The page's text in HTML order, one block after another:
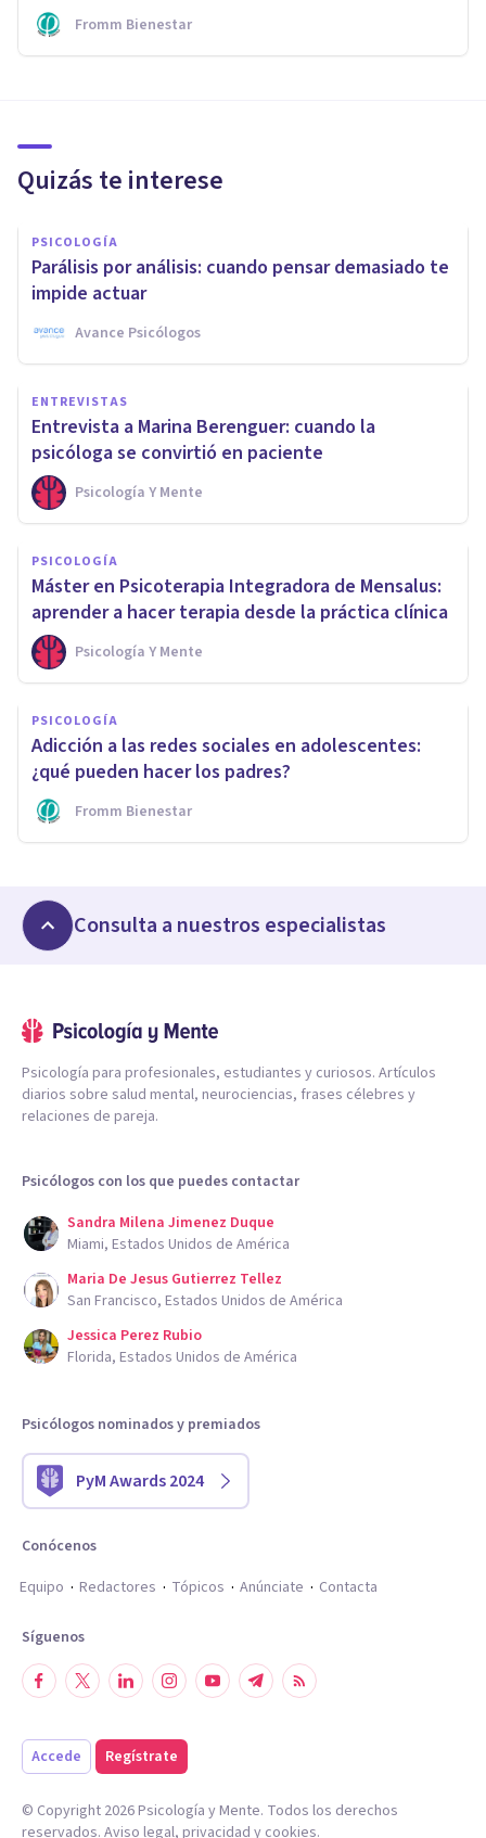
Fromm Bienestar
Quizás te interese
PSICOLOGÍA
Parálisis por análisis: cuando pensar demasiado te
impide actuar
Avance Psicólogos
ENTREVISTAS
Entrevista a Marina Berenguer: cuando la
psicóloga se convirtió en paciente
Psicología Y Mente
PSICOLOGÍA
Máster en Psicoterapia Integradora de Mensalus:
aprender a hacer terapia desde la práctica clínica
Psicología Y Mente
PSICOLOGÍA
Adicción a las redes sociales en adolescentes:
¿qué pueden hacer los padres?
Fromm Bienestar
Consulta a nuestros especialistas
Psicología para profesionales, estudiantes y curiosos. Artículos
diarios sobre salud mental, neurociencias, frases célebres y
relaciones de pareja.
Psicólogos con los que puedes contactar
Sandra Milena Jimenez Duque
Miami, Estados Unidos de América
Maria De Jesus Gutierrez Tellez
San Francisco, Estados Unidos de América
Jessica Perez Rubio
Florida, Estados Unidos de América
Psicólogos nominados y premiados
PyM Awards 2024
Conócenos
Equipo
Redactores Tópicos Anúnciate Contacta
Síguenos
Accede Regístrate
© Copyright 2026Psicología y Mente. Todos los derechos
reservados. Aviso legal, privacidad y cookies.